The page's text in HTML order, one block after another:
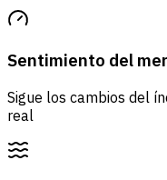
Sentimiento del
Sigue los cambios del
real